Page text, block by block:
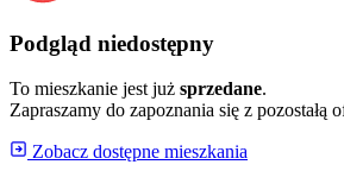
Podgląd niedostępny
To mieszkanie jest już sprzedane.
Zapraszamy do zapoznania się z pozostałą
Zobacz dostępne mieszkania